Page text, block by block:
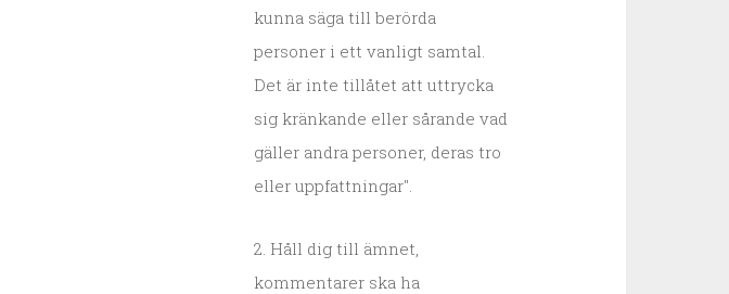
kunna säga till berörda
personer i ett vanligt samtal.
Det är inte tillåtet att uttrycka
sig kränkande eller sårande vad
gäller andra personer, deras tro
eller uppfattningar".
2. Håll dig till ämnet,
kommentarer ska ha